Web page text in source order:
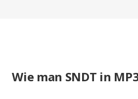
Wie man SNDT in